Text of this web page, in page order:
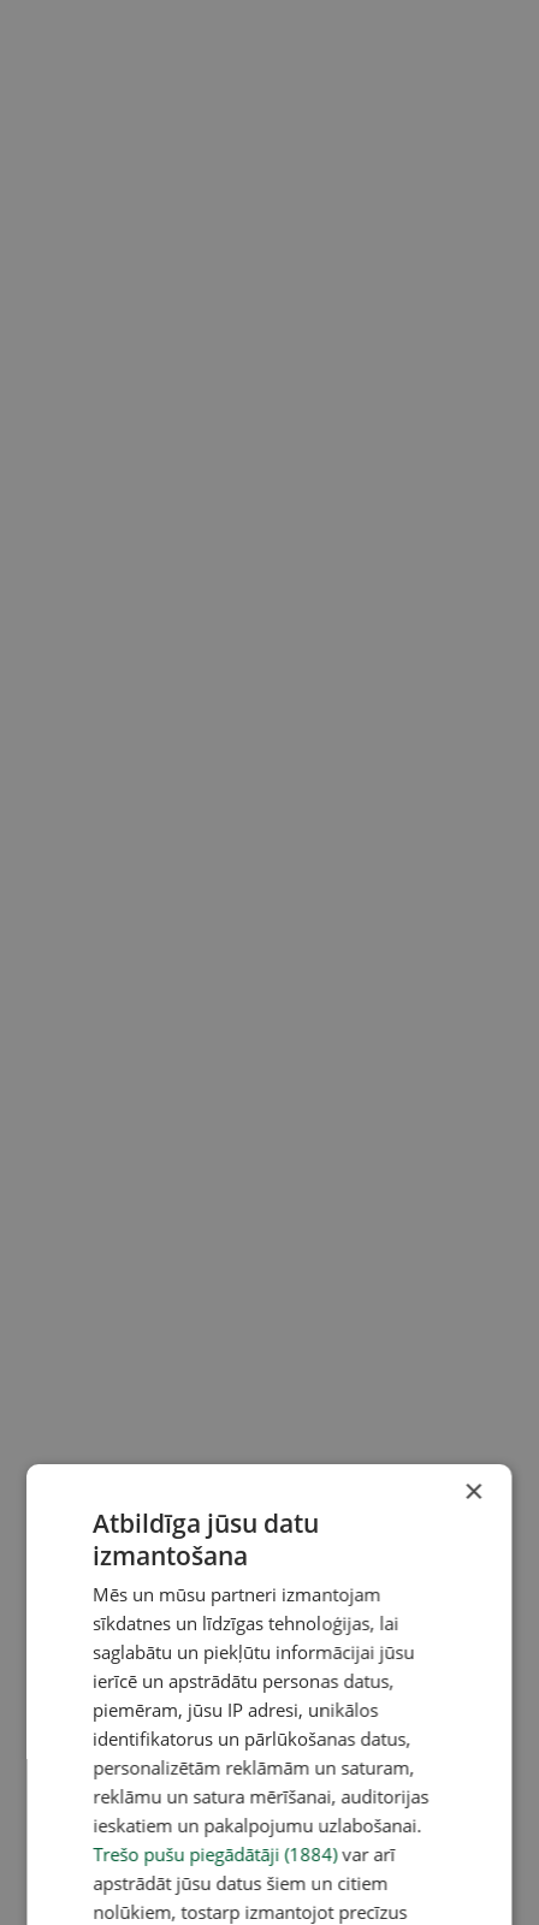
×
Atbildīga jūsu datu
izmantošana
Mēs un mūsu partneri izmantojam
sīkdatnes un līdzīgas tehnoloģijas, lai
saglabātu un piekļūtu informācijai jūsu
ierīcē un apstrādātu personas datus,
piemēram, jūsu IP adresi, unikālos
identifikatorus un pārlūkošanas datus,
personalizētām reklāmām un saturam,
reklāmu un satura mērīšanai, auditorijas
ieskatiem un pakalpojumu uzlabošanai.
Trešo pušu piegādātāji (1884)var arī
apstrādāt jūsu datus šiem un citiem
nolūkiem, tostarp izmantojot precīzus